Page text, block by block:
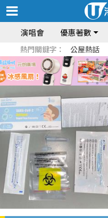
演唱會 優惠著數
熱門關鍵字： 公屋熱話